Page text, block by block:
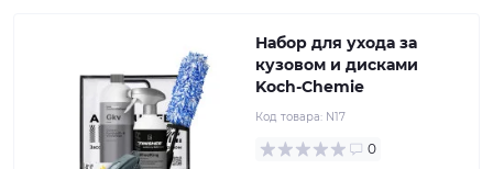
Набор для ухода за
кузовом и дисками
Koch-Chemie
Код товара: N17
0